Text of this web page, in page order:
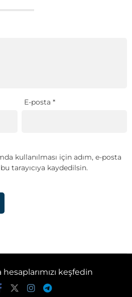
E-posta*
kullanılması için adım, e-posta
tarayıcıya kaydedilsin.
keşfedin